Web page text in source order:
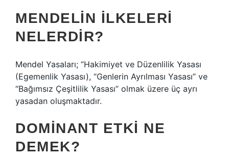
MENDELIN ILKELERI
NELERDIR?
Mendel Yasaları; “Hakimiyet ve Düzenlilik Yasası
(Egemenlik Yasası), “Genlerin Ayrılması Yasası” ve
“Bağımsız Çeşitlilik Yasası” olmak üzere üç ayrı
yasadan oluşmaktadır.
DOMINANT ETKI NE
DEMEK?